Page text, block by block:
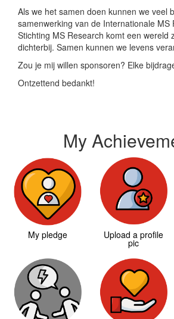
Als we het samen doen kunnen we veel
samenwerking van de Internationale MS
Stichting MS Research komt een wereld
dichterbij. Samen kunnen we levens
Zou je mij willen sponsoren? Elke
Ontzettend bedankt!
My
My pledge Upload a profile
pic